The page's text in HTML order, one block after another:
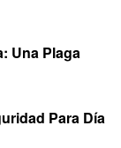
Una Plaga
Para Día